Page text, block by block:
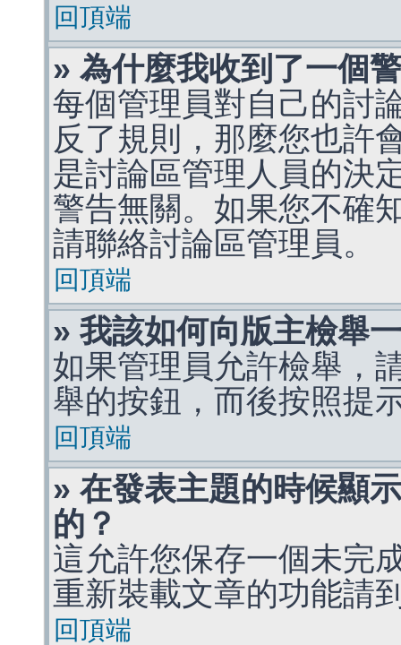
回頂端
» 為什麼我收到了一個
每個管理員對自己的討
反了規則，那麼您也許
是討論區管理人員的決
警告無關。如果您不確
請聯絡討論區管理員。
回頂端
» 我該如何向版主檢舉
如果管理員允許檢舉，
舉的按鈕，而後按照提
回頂端
» 在發表主題的時候顯
的？
這允許您保存一個未完
重新裝載文章的功能請
回頂端